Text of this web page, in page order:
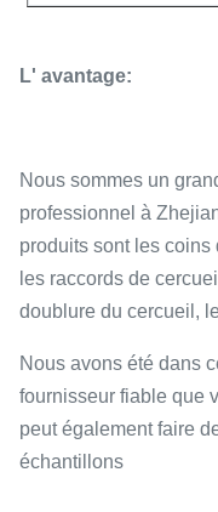
L' avantage:
Nous sommes un
professionnel à
produits sont les
les raccords de
doublure du cercueil,
Nous avons été dans
fournisseur fiable que
peut également faire
échantillons